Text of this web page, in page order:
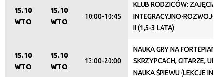
15.10
WTO
15.10
WTO
10:00-10:45
KLUB RODZICÓW: ZAJĘCIA
INTEGRACYJNO-
II (1,5-3 LATA)
15.10
WTO
15.10
WTO
13:00-20:00
NAUKA GRY NA
SKRZYPCACH, GITARZE,
NAUKA ŚPIEWU (LEKCJE